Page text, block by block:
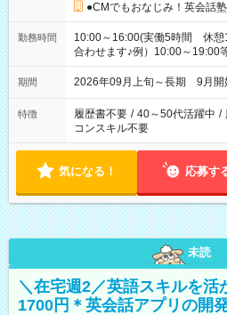
●CMでもおなじみ！英会話
勤務時間
10:00～16:00(実働5時間 休憩
合わせます♪例）10:00～19:00
期間 2026年09月上旬～長期 9月
特徴 履歴書不要 / 40～50代活躍中 /
コンスキル不要
気になる！ 応募す
未読
＼在宅週2／英語スキルを活
1700円＊英会話アプリの開